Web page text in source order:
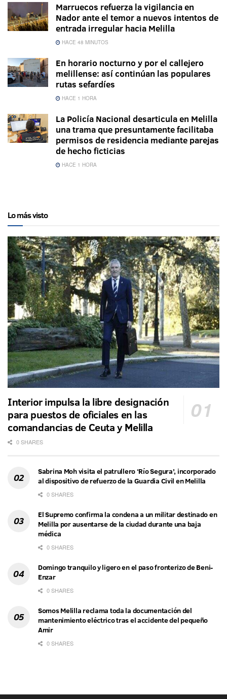
Marruecos refuerza la vigilancia en
Nador ante el temor a nuevos intentos de
entrada irregular hacia Melilla
HACE 48 MINUTOS
En horario nocturno y por el callejero
melillense: así continúan las populares
rutas sefardíes
HACE 1 HORA
La Policía Nacional desarticula en Melilla
una trama que presuntamente facilitaba
permisos de residencia mediante parejas
de hecho ficticias
HACE 1 HORA
Lo más visto
Interior impulsa la libre designación
para puestos de oficiales en las
comandancias de Ceuta y Melilla
0 SHARES
Sabrina Moh visita el patrullero ‘Río Segura’, incorporado
al dispositivo de refuerzo de la Guardia Civil en Melilla
0 SHARES
El Supremo confirma la condena a un militar destinado en
Melilla por ausentarse de la ciudad durante una baja
médica
0 SHARES
Domingo tranquilo y ligero en el paso fronterizo de Beni-
Enzar
0 SHARES
Somos Melilla reclama toda la documentación del
mantenimiento eléctrico tras el accidente del pequeño
Amir
0 SHARES